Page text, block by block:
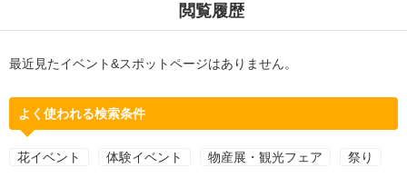
閲覧履歴
最近見たイベント&スポットページはありません。
よく使われる検索条件
花イベント 体験イベント 物産展・観光フェア 祭り